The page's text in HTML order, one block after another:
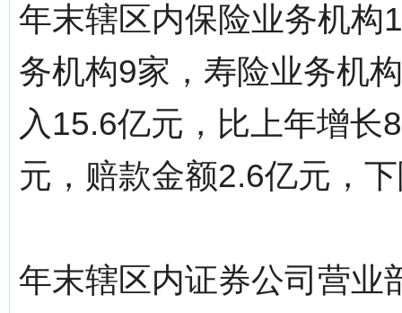
年末辖区内保险业务机构
务机构9家，寿险业务机
入15.6亿元，比上年增长
元，赔款金额2.6亿元，
年末辖区内证券公司营业